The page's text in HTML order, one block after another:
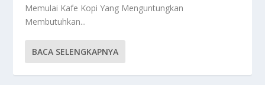
Memulai Kafe Kopi Yang Menguntungkan
Membutuhkan...
BACA SELENGKAPNYA